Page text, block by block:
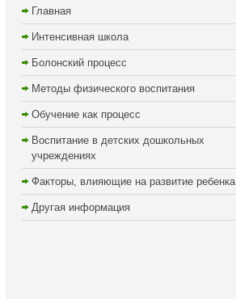
Главная
Интенсивная школа
Болонский процесс
Методы физического воспитания
Обучение как процесс
Воспитание в детских дошкольных
учреждениях
Факторы, влияющие на развитие ребенка
Другая информация